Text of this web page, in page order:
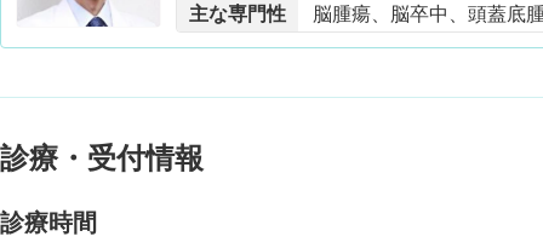
涯教育委員会委員／機関紙NMC編集委員会委員・日本頭蓋
外科学会 理事／学術委員会委員長・日本術中画像情報学会 理事・日本脳卒中学会 幹事・
認定医
主な専門性 脳腫瘍、脳卒中、頭蓋底
診療・受付情報
診療時間